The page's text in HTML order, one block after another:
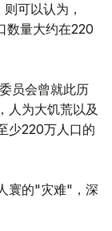
可以认为，
数量大约在220
员会曾就此历
人为大饥荒以及
少220万人口的
寰的"灾难"，深